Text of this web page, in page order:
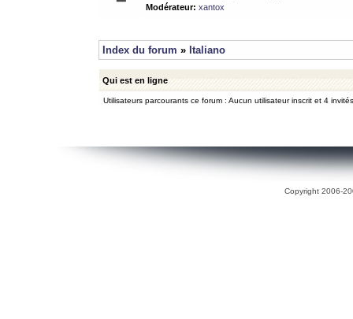
Modérateur: xantox
Index du forum » Italiano
Qui est en ligne
Utilisateurs parcourants ce forum : Aucun utilisateur inscrit et 4 invités
Copyright 2006-